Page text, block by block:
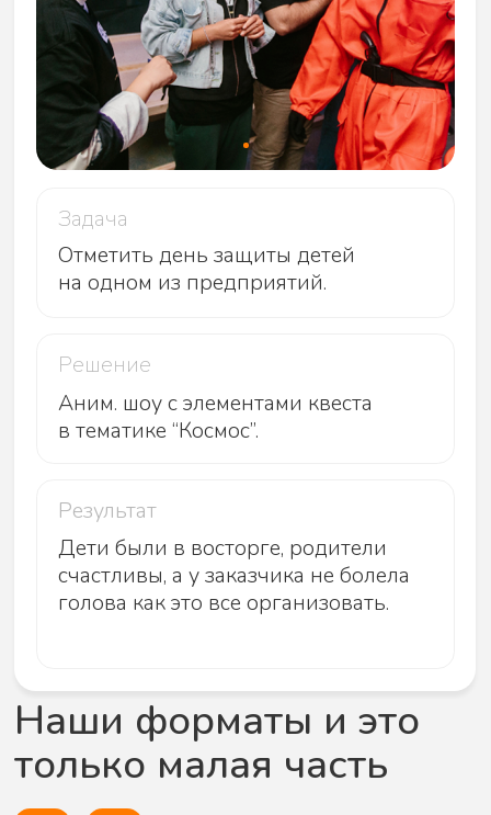
со сценарием и сметой (с маржой,
которую вы утвердите)
Готовим индивидуальное КП
согласовываем детали и начинаем
подготовку
Согласование
вы и ваши гости наслаждаетесь
Проводим мероприятие
фотоотчёт, обратная связь и предложения
для новых встреч
После
Готовы обсудить
вашу идею?